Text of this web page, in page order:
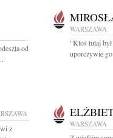
od
WARSZAWA
"Ktoś tutaj
uporczywie
z
WARSZAWA